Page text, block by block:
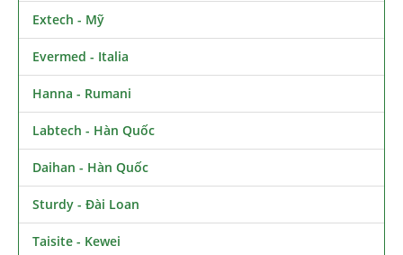
Extech - Mỹ
Evermed - Italia
Hanna - Rumani
Labtech - Hàn Quốc
Daihan - Hàn Quốc
Sturdy - Đài Loan
Taisite - Kewei